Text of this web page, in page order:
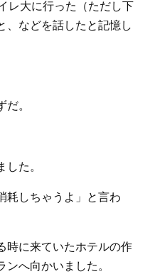
レ大に行った（ただし下
、などを話したと記憶し
。
た。
耗しちゃうよ」と言わ
時に来ていたホテルの作
へ向かいました。